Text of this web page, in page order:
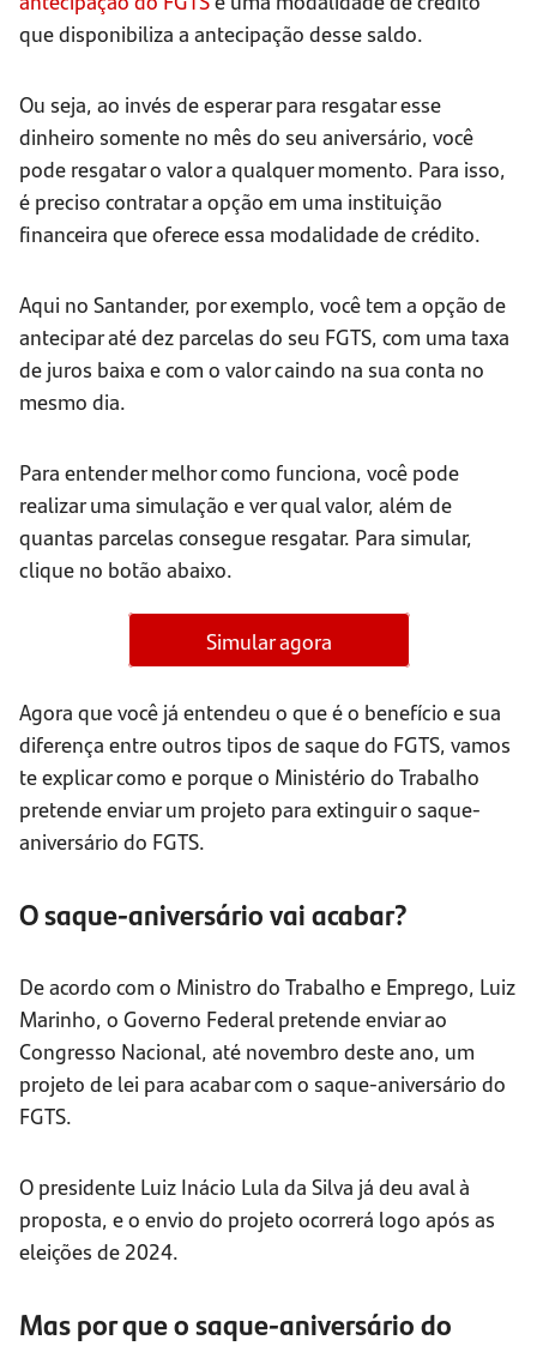
que disponibiliza a antecipação desse saldo.
Ou seja, ao invés de esperar para resgatar esse
dinheiro somente no mês do seu aniversário, você
pode resgatar o valor a qualquer momento. Para isso,
é preciso contratar a opção em uma instituição
financeira que oferece essa modalidade de crédito.
Aqui no Santander, por exemplo, você tem a opção de
antecipar até dez parcelas do seu FGTS, com uma taxa
de juros baixa e com o valor caindo na sua conta no
mesmo dia.
Para entender melhor como funciona, você pode
realizar uma simulação e ver qual valor, além de
quantas parcelas consegue resgatar. Para simular,
clique no botão abaixo.
Simular agora
Agora que você já entendeu o que é o benefício e sua
diferença entre outros tipos de saque do FGTS, vamos
te explicar como e porque o Ministério do Trabalho
pretende enviar um projeto para extinguir o saque-
aniversário do FGTS.
O saque-aniversário vai acabar?
De acordo com o Ministro do Trabalho e Emprego, Luiz
Marinho, o Governo Federal pretende enviar ao
Congresso Nacional, até novembro deste ano, um
projeto de lei para acabar com o saque-aniversário do
FGTS.
O presidente Luiz Inácio Lula da Silva já deu aval à
proposta, e o envio do projeto ocorrerá logo após as
eleições de 2024.
Mas por que o saque-aniversário do